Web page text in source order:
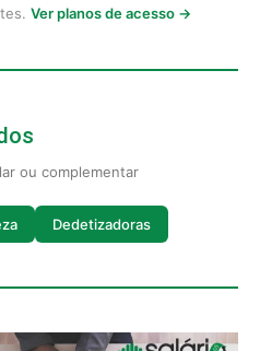
Ver planos de acesso →
ou complementar
Dedetizadoras